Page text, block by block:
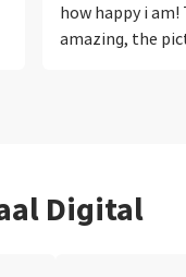
how happy i
amazing, the
Digital